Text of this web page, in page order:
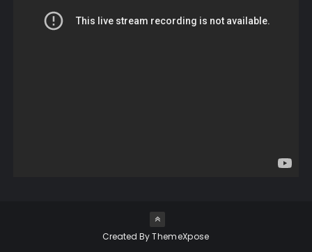
Created ByThemeXpose